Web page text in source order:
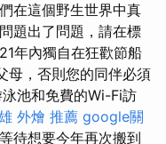
在這個野生世界中真
題出了問題，請在標
年內獨自在狂歡節船
母，否則您的同伴必須
池和免費的Wi-Fi訪
外燴 推薦 google關
待想要今年再次搬到